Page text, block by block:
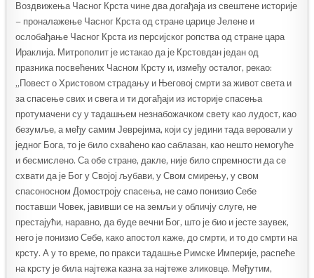
Воздвижења Часног Крста чине два догађаја из свештене историје
– проналажење Часног Крста од стране царице Јелене и
ослобађање Часног Крста из персијског ропства од стране цара
Ираклија. Митрополит је истакао да је Крстовдан један од
празника посвећених Часном Крсту и, између осталог, рекао:
„Повест о Христовом страдању и Његовој смрти за живот света и
за спасење свих и свега и ти догађаји из историје спасења
протумачени су у тадашњем незнабожачком свету као лудост, као
безумље, а међу самим Јеврејима, који су једини тада веровали у
једног Бога, то је било схваћено као саблазан, као нешто немогуће
и бесмислено. Са обе стране, дакле, није било спремности да се
схвати да је Бог у Својој љубави, у Свом смирењу, у свом
спасоносном Домостроју спасења, не само понизио Себе
поставши Човек, јавивши се на земљи у обличју слуге, не
престајући, наравно, да буде вечни Бог, што је био и јесте заувек,
него је понизио Себе, како апостол каже, до смрти, и то до смрти на
крсту. А у то време, по пракси тадашње Римске Империје, распеће
на крсту је била најтежа казна за најтеже зликовце. Међутим,